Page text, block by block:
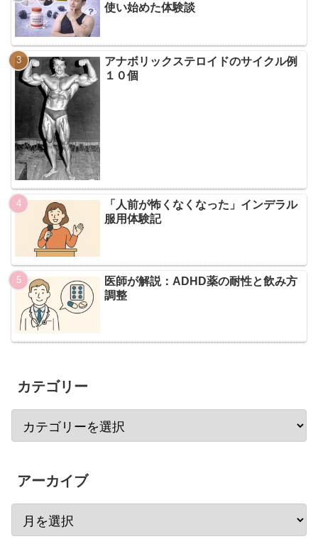
使い始めた体験談
アナボリックステロイドのサイクル例
１０個
「人前が怖くなくなった」インデラル
服用体験記
医師が解説：ADHD薬の耐性と飲み方
調整
カテゴリー
アーカイブ